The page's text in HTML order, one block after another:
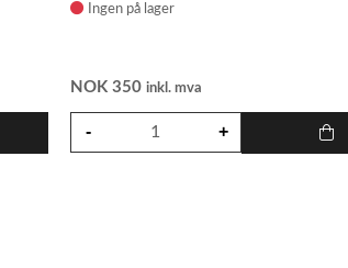
Ingen på lager
NOK 350 inkl. mva